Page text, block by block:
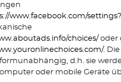
www.facebook.com/
choices/ oder
.
d.h. sie
oder mobile Geräte